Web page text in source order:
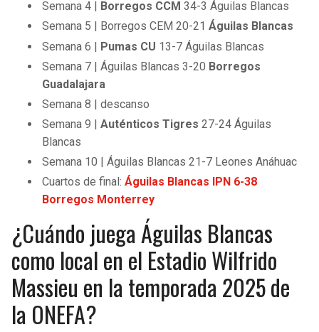
Semana 4 | Borregos CCM34-3 Águilas Blancas
Semana 5 | Borregos CEM 20-21Águilas Blancas
Semana 6 | Pumas CU 13-7 Águilas Blancas
Semana 7 | Águilas Blancas 3-20 Borregos
Guadalajara
Semana 8 | descanso
Semana 9 |Auténticos Tigres27-24 Águilas
Blancas
Semana 10 | Águilas Blancas 21-7 Leones Anáhuac
Cuartos de final:Águilas Blancas IPN 6-38
Borregos Monterrey
¿Cuándo juega Águilas Blancas
como local en el Estadio Wilfrido
Massieu en la temporada 2025 de
la ONEFA?